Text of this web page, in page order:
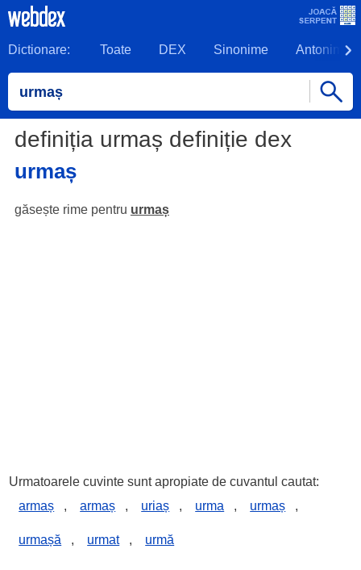
Dictionare: Toate DEX Sinonime Antonime
definiția urmaș definiție dex
urmaș
găsește rime pentru urmaș
Urmatoarele cuvinte sunt apropiate de cuvantul cautat:
armaș
, armaș , uriaș , urma , urmaș ,
urmașă , urmat , urmă